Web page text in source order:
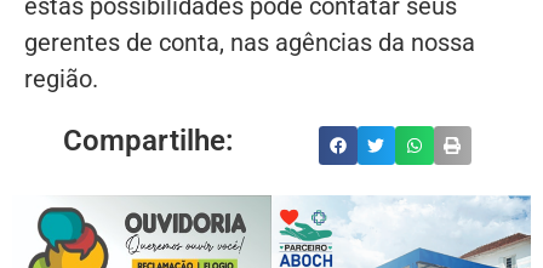
gerentes de conta, nas agências da nossa
região.
Compartilhe: